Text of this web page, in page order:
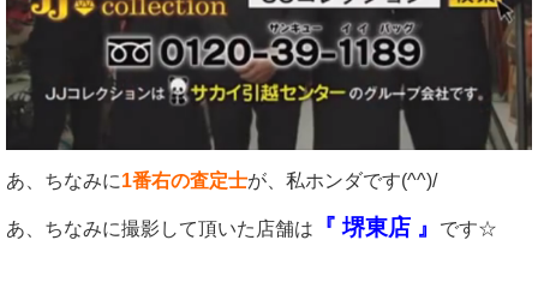
あ、ちなみに1番右の査定士が、私ホンダです(^^)/
あ、ちなみに撮影して頂いた店舗は 『 堺東店 』 です☆